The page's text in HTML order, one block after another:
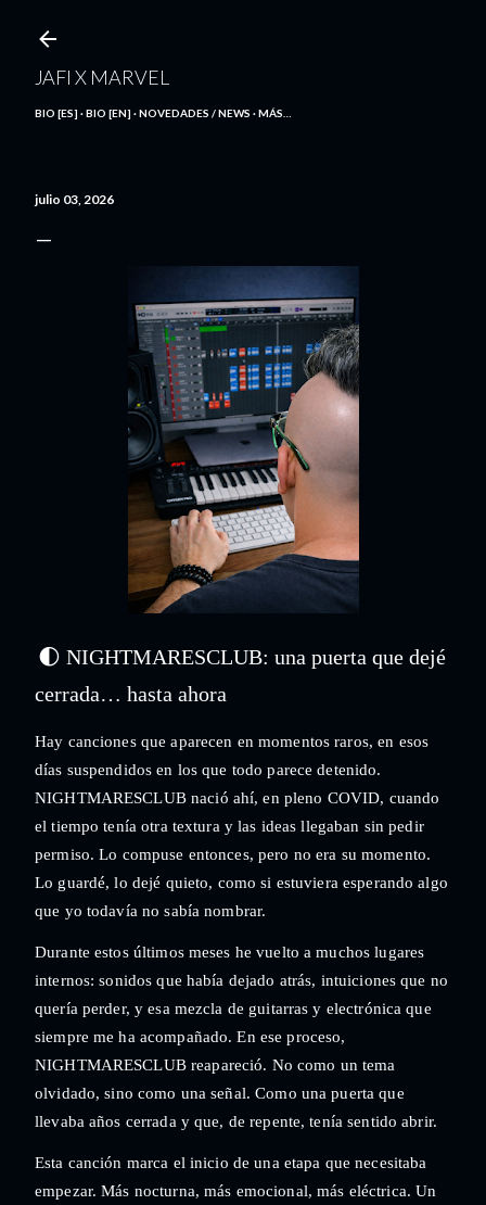
JAFI X MARVEL
BIO [ES] BIO [EN] NOVEDADES / NEWS MÁS…
julio 03, 2026
🌓 NIGHTMARESCLUB: una puerta que dejé
cerrada… hasta ahora
Hay canciones que aparecen en momentos raros, en esos
días suspendidos en los que todo parece detenido.
NIGHTMARESCLUB nació ahí, en pleno COVID, cuando
el tiempo tenía otra textura y las ideas llegaban sin pedir
permiso. Lo compuse entonces, pero no era su momento.
Lo guardé, lo dejé quieto, como si estuviera esperando algo
que yo todavía no sabía nombrar.
Durante estos últimos meses he vuelto a muchos lugares
internos: sonidos que había dejado atrás, intuiciones que no
quería perder, y esa mezcla de guitarras y electrónica que
siempre me ha acompañado. En ese proceso,
NIGHTMARESCLUB reapareció. No como un tema
olvidado, sino como una señal. Como una puerta que
llevaba años cerrada y que, de repente, tenía sentido abrir.
Esta canción marca el inicio de una etapa que necesitaba
empezar. Más nocturna, más emocional, más eléctrica. Un